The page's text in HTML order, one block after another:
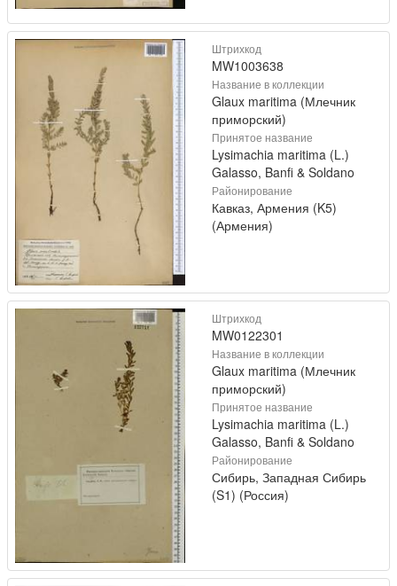
Штрихкод
MW1003638
Название в коллекции
Glaux maritima (Млечник
приморский)
Принятое название
Lysimachia maritima (L.)
Galasso, Banfi & Soldano
Районирование
Кавказ, Армения (K5)
(Армения)
Штрихкод
MW0122301
Название в коллекции
Glaux maritima (Млечник
приморский)
Принятое название
Lysimachia maritima (L.)
Galasso, Banfi & Soldano
Районирование
Сибирь, Западная Сибирь
(S1) (Россия)